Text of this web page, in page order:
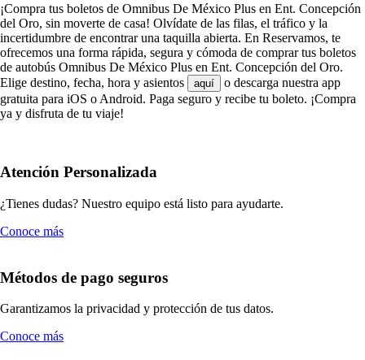
¡Compra tus boletos de Omnibus De México Plus en Ent. Concepción
del Oro, sin moverte de casa! Olvídate de las filas, el tráfico y la
incertidumbre de encontrar una taquilla abierta. En Reservamos, te
ofrecemos una forma rápida, segura y cómoda de comprar tus boletos
de autobús Omnibus De México Plus en Ent. Concepción del Oro.
Elige destino, fecha, hora y asientos
aquí
o descarga nuestra app
gratuita para iOS o Android. Paga seguro y recibe tu boleto. ¡Compra
ya y disfruta de tu viaje!
Atención Personalizada
¿Tienes dudas? Nuestro equipo está listo para ayudarte.
Conoce más
Métodos de pago seguros
Garantizamos la privacidad y protección de tus datos.
Conoce más